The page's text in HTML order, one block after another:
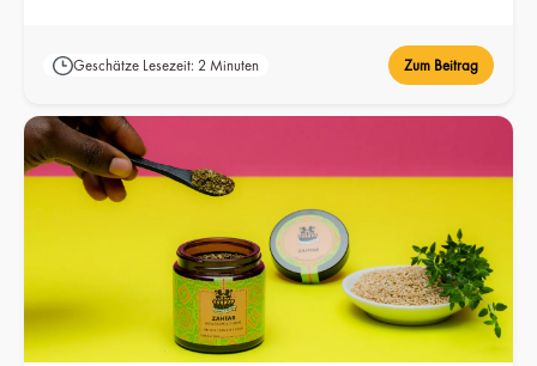
Geschätze Lesezeit: 2 Minuten Zum Beitrag